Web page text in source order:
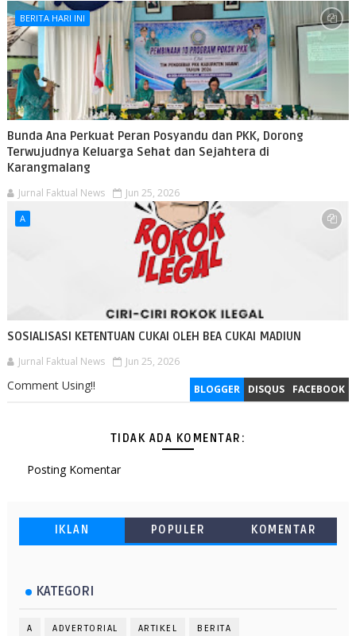
BERITA HARI INI
Bunda Ana Perkuat Peran Posyandu dan PKK, Dorong
Terwujudnya Keluarga Sehat dan Sejahtera di
Karangmalang
Jurnal Faktual News Jun 25, 2026
A
SOSIALISASI KETENTUAN CUKAI OLEH BEA CUKAI MADIUN
Jurnal Faktual News Jun 25, 2026
BLOGGER DISQUS FACEBOOK
Comment Using!!
TIDAK ADA KOMENTAR:
Posting Komentar
IKLAN POPULER KOMENTAR
KATEGORI
A ADVERTORIAL ARTIKEL BERITA